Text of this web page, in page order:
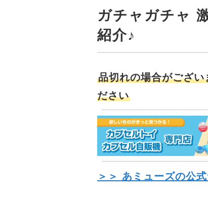
ガチャガチャ
紹介♪
品切れの場合がござ
ださい
＞＞ あミューズの公